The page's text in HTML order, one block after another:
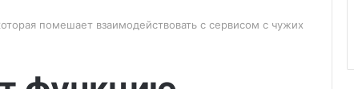
помешает взаимодействовать с сервисом с чужих